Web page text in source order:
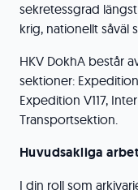
sekretessgrad
krig, nationellt såväl
HKV DokhA består
sektioner:
Expedition V117,
Transportsektion.
Huvudsakliga
I din roll som